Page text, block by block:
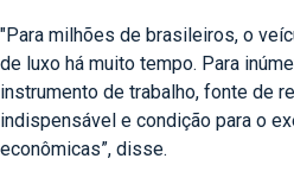
"Para milhões de brasileiros, o
de luxo há muito tempo. Para
instrumento de trabalho, fonte de
indispensável e condição para o
econômicas”, disse.